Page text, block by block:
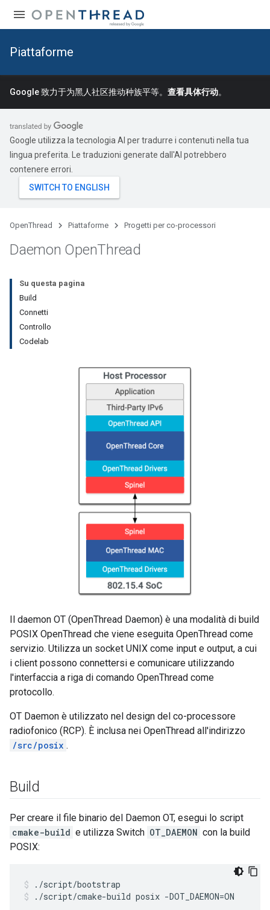
Piattaforme
Google 致力于为黑人社区推动种族平等。 查看具体行动。
Google utilizza la tecnologia AI per tradurre i contenuti nella tua
lingua preferita. Le traduzioni generate dall'AI potrebbero
contenere errori.
OpenThread Piattaforme Progetti per co-processori
Daemon OpenThread
Su questa pagina
Build
Connetti
Controllo
Codelab
Il daemon OT (OpenThread Daemon) è una modalità di build
POSIX OpenThread che viene eseguita OpenThread come
servizio. Utilizza un socket UNIX come input e output, a cui
i client possono connettersi e comunicare utilizzando
l'interfaccia a riga di comando OpenThread come
protocollo.
OT Daemon è utilizzato nel design del co-processore
radiofonico (RCP). È inclusa nei OpenThread all'indirizzo
/src/posix .
Build
Per creare il file binario del Daemon OT, esegui lo script
cmake-build e utilizza Switch OT_DAEMON con la build
POSIX:
./script/bootstrap
./script/cmake-build posix -DOT_DAEMON=ON